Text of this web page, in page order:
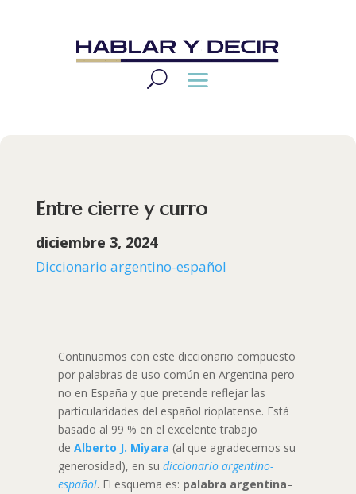
Entre cierre y curro
diciembre 3, 2024
Diccionario argentino-español
Continuamos con este diccionario compuesto
por palabras de uso común en Argentina pero
no en España y que pretende reflejar las
particularidades del español rioplatense. Está
basado al 99 % en el excelente trabajo
de Alberto J. Miyara (al que agradecemos su
generosidad), en su diccionario argentino-
español. El esquema es: palabra argentina–